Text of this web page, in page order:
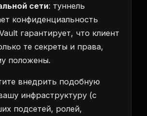
сети: туннель
конфиденциальность
гарантирует, что клиент
те секреты и права,
положены.
внедрить подобную
инфраструктуру (с
подсетей, ролей,